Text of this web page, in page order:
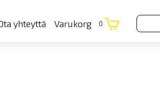
yhteyttä Varukorg 0